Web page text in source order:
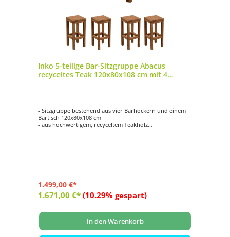
Inko 5-teilige Bar-Sitzgruppe Abacus
recyceltes Teak 120x80x108 cm mit 4
- Sitzgruppe bestehend aus vier Barhockern und einem
Bartisch 120x80x108 cm
- aus hochwertigem, recyceltem Teakholz
1.499,00 €*
1.671,00 €* (10.29% gespart)
In den Warenkorb